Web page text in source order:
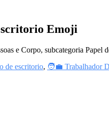
Emoji
e Corpo, subcategoria
de escritorio, 🧑‍💼 Trabalhador